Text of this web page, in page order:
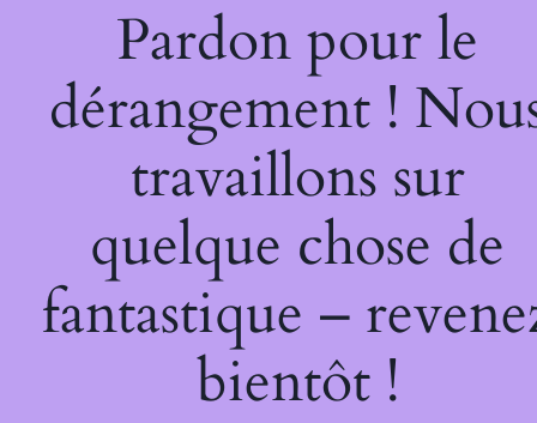
Pardon pour le
dérangement !
travaillons sur
quelque chose de
fantastique –
bientôt !